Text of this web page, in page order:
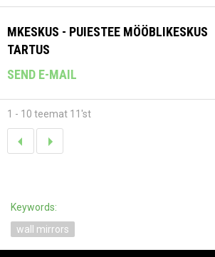
MKESKUS - PUIESTEE MÖÖBLIKESKUS
TARTUS
SEND E-MAIL
1 - 10 teemat 11'st
Keywords:
wall mirrors